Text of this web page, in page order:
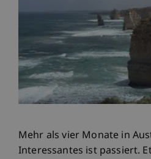
Mehr als vier Monate in
Interessantes ist passiert.